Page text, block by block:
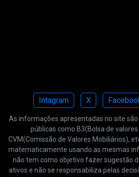
Intagram X
As informações apresentadas no site
públicas como B3(Bolsa de
CVM(Comissão de Valores Mobiliários),
matematicamente usando as mesmas
não tem como objetivo fazer sugestão
ativos e não se responsabiliza pelas